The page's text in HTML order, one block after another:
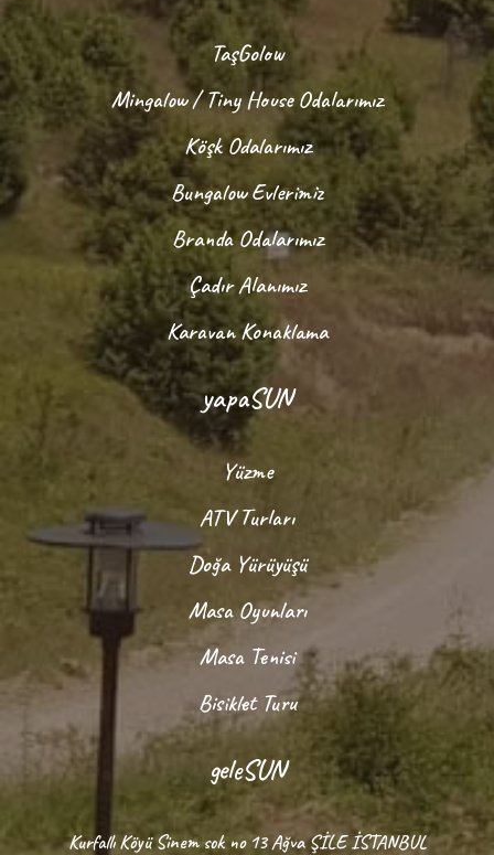
TaşGolow
Mingalow / Tiny House Odalarımız
Köşk Odalarımız
Bungalow Evlerimiz
Branda Odalarımız
Çadır Alanımız
Karavan Konaklama
yapaSUN
Yüzme
ATV Turları
Doğa Yürüyüşü
Masa Oyunları
Masa Tenisi
Bisiklet Turu
geleSUN
Kurfallı Köyü Sinem sok no 13 Ağva ŞİLE İSTANBUL